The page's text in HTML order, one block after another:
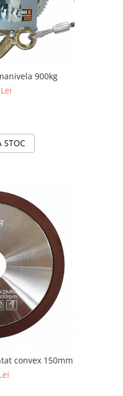
900kg
STOC
convex 150mm